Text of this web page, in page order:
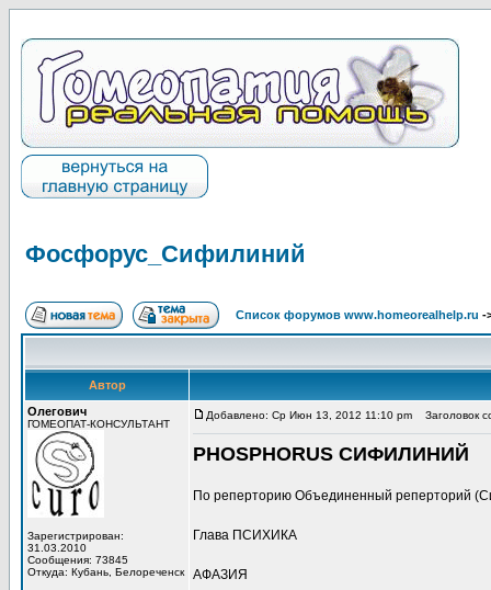
Фосфорус_Сифилиний
Список форумов www.homeorealhelp.ru -
Автор
Олегович
ГОМЕОПАТ-КОНСУЛЬТАНТ
Зарегистрирован:
31.03.2010
Сообщения: 73845
Откуда: Кубань, Белореченск
Добавлено: Ср Июн 13, 2012 11:10 pm Заголовок
PHOSPHORUS СИФИЛИНИЙ
По реперторию Объединенный реперторий
Глава ПСИХИКА
АФАЗИЯ